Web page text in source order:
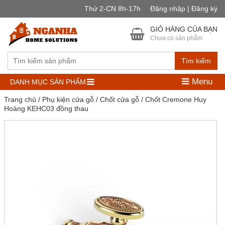
Thứ 2-CN 8h-17h Đăng nhập | Đăng ký
Tìm kiếm
GIỎ HÀNG CỦA BẠN
Chưa có sản phẩm
DANH MỤC SẢN PHẨM Menu
Trang chủ / Phụ kiện cửa gỗ/ Chốt cửa gỗ/ Chốt Cremone Huy
Hoàng KEHC03 đồng thau